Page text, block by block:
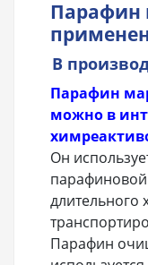
Парафин
В
Парафин
можно в
Он
длительного
Парафин